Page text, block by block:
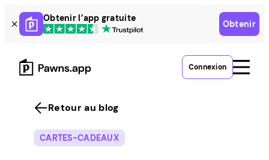
Skip
to
content
Obtenir l’app gratuite
Obtenir
Connexion
Retour au blog
CARTES-CADEAUX